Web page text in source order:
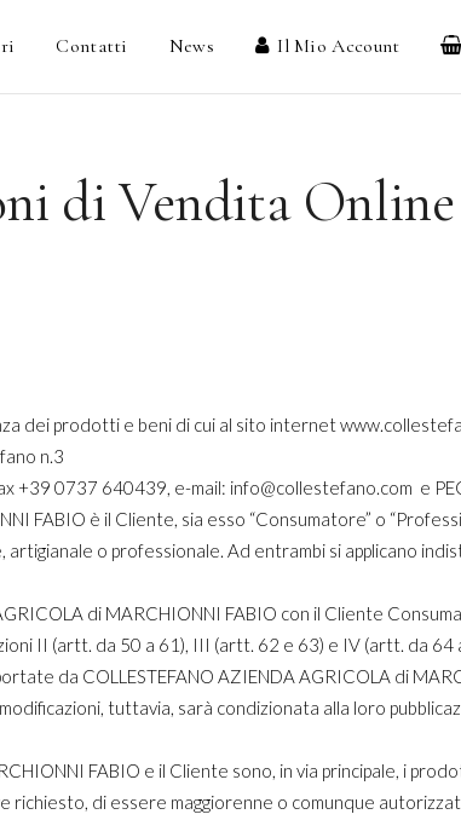
Contatti News Il Mio Account
di Vendita Online
dei prodotti e beni di cui al sito internet
n.3
0737 640439, e-mail: info@collestefano.com e
FABIO è il Cliente, sia esso “Consumatore” o
o professionale. Ad entrambi si applicano
di MARCHIONNI FABIO con il Cliente
II (artt. da 50 a 61), III (artt. 62 e 63) e IV (artt. da 64
da COLLESTEFANO AZIENDA AGRICOLA di
tuttavia, sarà condizionata alla loro
FABIO e il Cliente sono, in via principale, i
di essere maggiorenne o comunque